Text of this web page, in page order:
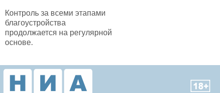
Контроль за всеми этапами
благоустройства
продолжается на регулярной
основе.